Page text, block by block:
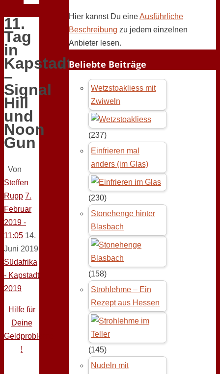
11.
Tag
in
Kapstadt
–
Signal
Hill
und
Noon
Gun
Von
Steffen
Rupp 7.
Februar
2019 -
11:05 14.
Juni 2019
Südafrika
- Kapstadt
2019
Hilfe für
Deine
Geldprobleme
!
Hier kannst Du eineAusführliche
Beschreibung zu jedem einzelnen
Anbieter lesen.
Beliebte Beiträge
Wetzstoakliess mit
Zwiweln
(237)
Einfrieren mal
anders (im Glas)
(230)
Stonehenge hinter
Blasbach
(158)
Strohlehme – Ein
Rezept aus Hessen
(145)
Nudeln mit